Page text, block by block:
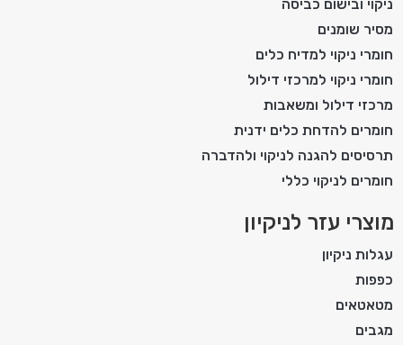
ניקוי ובישום כביסה
מסיר שומנים
חומרי ניקוי למדיח כלים
חומרי ניקוי למרכזי דילול
מרכזי דילול ומשאבות
חומרים להדחת כלים ידנית
תרסיסים להגנה לניקוי ולהדברה
חומרים לניקוי כללי
מוצרי עזר לניקיון
עגלות ניקיון
כפפות
מטאטאים
מגבים